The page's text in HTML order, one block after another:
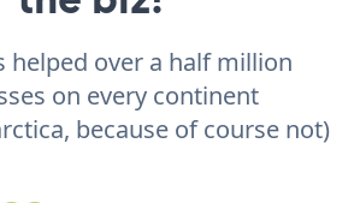
helped over a half million
on every continent
because of course not)